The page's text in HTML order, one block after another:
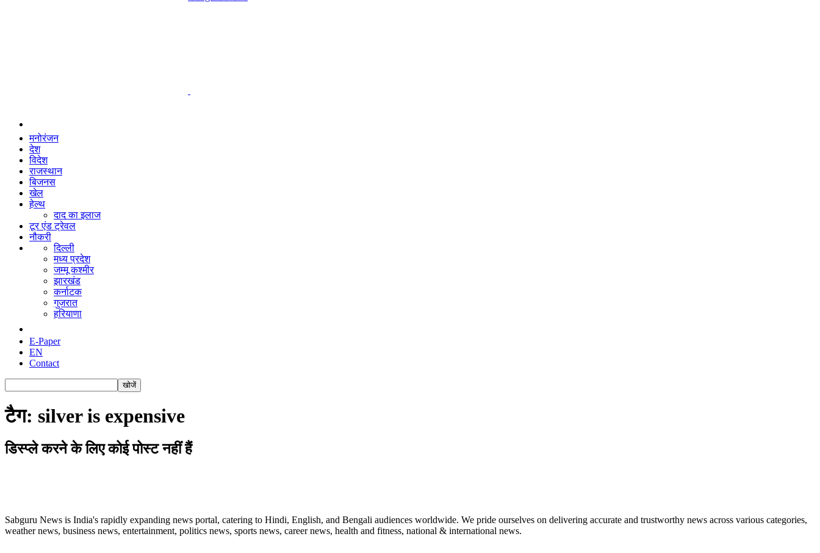
मनोरंजन
देश
विदेश
राजस्थान
बिजनस
खेल
हेल्थ
दाद का इलाज
टूर एंड ट्रेवल
नौकरी
दिल्ली
मध्य प्रदेश
जम्मू कश्मीर
झारखंड
कर्नाटक
गुजरात
हरियाणा
E-Paper
EN
Contact
टैग: silver is expensive
डिस्प्ले करने के लिए कोई पोस्ट नहीं हैं
Sabguru News is India's rapidly expanding news portal, catering to Hindi, English, and Bengali audiences worldwide. We pride ourselves on delivering accurate and trustworthy news across various categories,
weather news, business news, entertainment, politics news, sports news, career news, health and fitness, national & international news.